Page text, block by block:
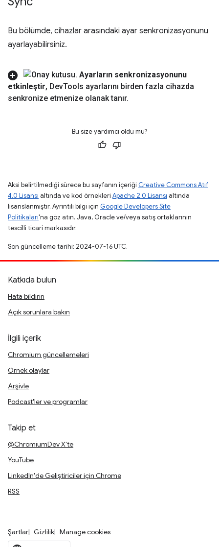
Bu bölümde, cihazlar arasındaki ayar senkronizasyonunu
ayarlayabilirsiniz.
Ayarların senkronizasyonunu
etkinleştir, DevTools ayarlarını birden fazla cihazda
senkronize etmenize olanak tanır.
Bu size yardımcı oldu mu?
Aksi belirtilmediği sürece bu sayfanın içeriği Creative Commons Atıf
4.0 Lisansı altında ve kod örnekleri Apache 2.0 Lisansı altında
lisanslanmıştır. Ayrıntılı bilgi için Google Developers Site
Politikaları'na göz atın. Java, Oracle ve/veya satış ortaklarının
tescilli ticari markasıdır.
Son güncelleme tarihi: 2024-07-16 UTC.
Katkıda bulun
Hata bildirin
Açık sorunlara bakın
İlgili içerik
Chromium güncellemeleri
Örnek olaylar
Arşivle
Podcast'ler ve programlar
Takip et
@ChromiumDev X'te
YouTube
LinkedIn'de Geliştiriciler için Chrome
RSS
Şartlar Gizlilik Manage cookies